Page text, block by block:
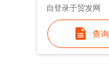
自登录于贸发网
查询